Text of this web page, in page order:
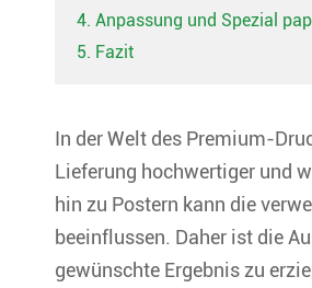
4. Anpassung und Spezial
5. Fazit
In der Welt des Premium-
Lieferung hochwertiger und
hin zu Postern kann die
beeinflussen. Daher ist die
gewünschte Ergebnis zu